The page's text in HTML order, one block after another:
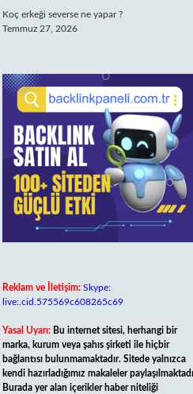
Koç erkeği severse ne yapar ?
Temmuz 27, 2026
Reklam ve İletişim: Skype:
live:.cid.575569c608265c69
Yasal Uyarı: Bu internet sitesi, herhangi bir
marka, kurum veya şahıs şirketi ile hiçbir
bağlantısı bulunmamaktadır. Sitede yalnızca
kendi hazırladığımız makaleler
Burada yer alan içerikler haber niteliği